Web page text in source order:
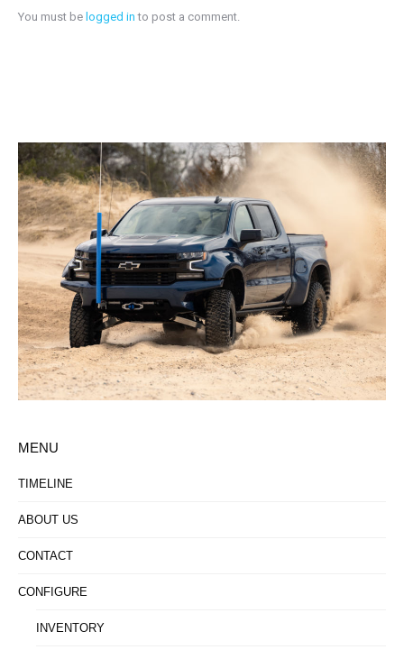
You must be logged in to post a comment.
MENU
TIMELINE
ABOUT US
CONTACT
CONFIGURE
INVENTORY